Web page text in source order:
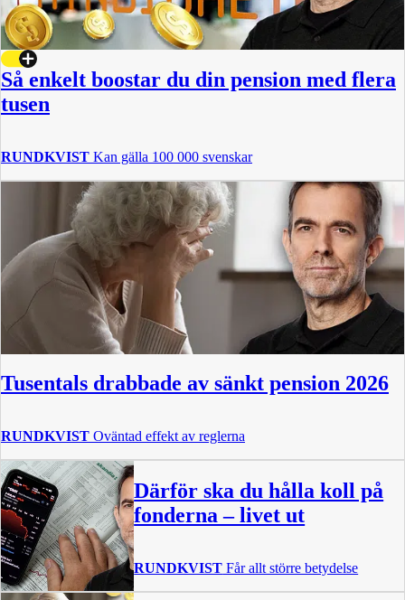
Så enkelt boostar du din pension med flera
tusen
RUNDKVIST Kan gälla 100 000 svenskar
Tusentals drabbade av sänkt pension 2026
RUNDKVIST Oväntad effekt av reglerna
Därför ska du hålla koll på
fonderna – livet ut
RUNDKVIST Får allt större betydelse